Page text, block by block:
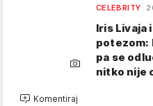
CELEBRITY
Iris Livaja
potezom:
pa se
nitko nije
Komentiraj